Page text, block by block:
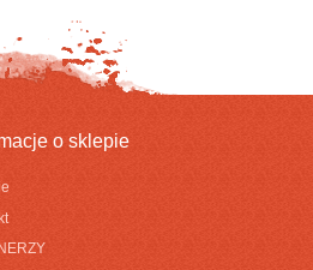
o sklepie